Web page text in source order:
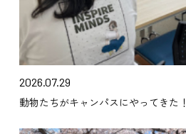
2026.07.29
動物たちがキャンパスにやってきた！